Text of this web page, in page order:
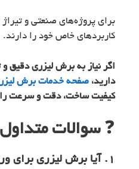
کاربردهای خاص خود را دارند.
اگر نیاز به برش لیزری دقیق
دارید، صفحه خدمات برش
کیفیت ساخت، دقت و سرعت را
❓سوالات متداول
۱. آیا برش لیزری برای ورق ضخیم مناسب است؟